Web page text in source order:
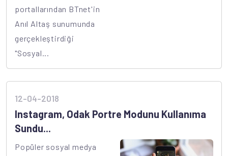
portallarından BTnet'in
Anıl Altaş sunumunda
gerçekleştirdiği
"Sosyal...
12-04-2018
Instagram, Odak Portre Modunu Kullanıma
Sundu...
Popüler sosyal medya